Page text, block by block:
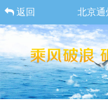
返回 北京通